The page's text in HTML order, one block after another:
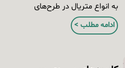
به انواع متریال در طرح‌های
متفاوت است تا طراح بدون
دغدغه از میان هزاران انتخاب،
ادامه مطلب >